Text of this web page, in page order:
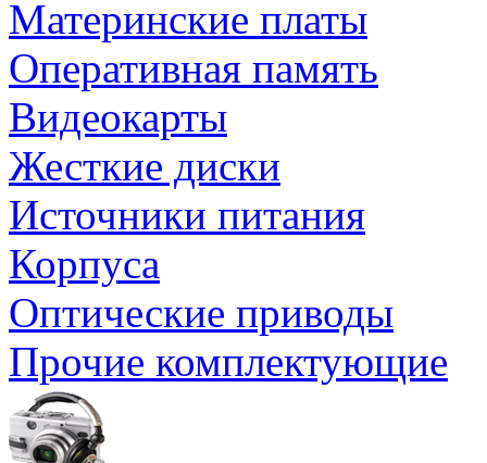
Материнские платы
Оперативная память
Видеокарты
Жесткие диски
Источники питания
Корпуса
Оптические приводы
Прочие комплектующие